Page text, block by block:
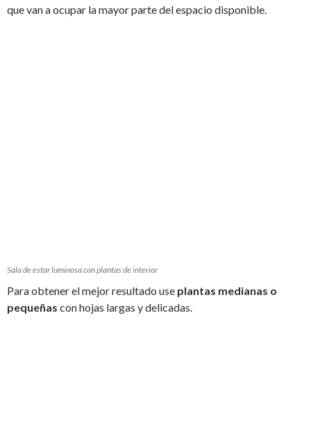
que van a ocupar la mayor parte del espacio disponible.
Sala de estar luminosa con plantas de interior
Para obtener el mejor resultado use plantas medianas o
pequeñas con hojas largas y delicadas.